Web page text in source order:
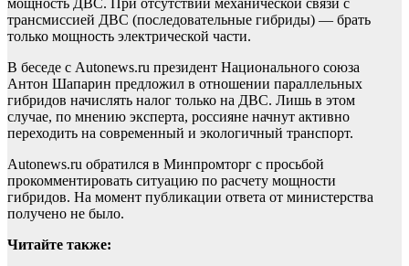
трансмиссией ДВС (последовательные гибриды) — брать
только мощность электрической части.
В беседе с Autonews.ru президент Национального союза
Антон Шапарин предложил в отношении параллельных
гибридов начислять налог только на ДВС. Лишь в этом
случае, по мнению эксперта, россияне начнут активно
переходить на современный и экологичный транспорт.
Autonews.ru обратился в Минпромторг с просьбой
прокомментировать ситуацию по расчету мощности
гибридов. На момент публикации ответа от министерства
получено не было.
Читайте также: